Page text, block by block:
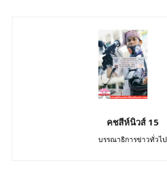
คชสีห์นิวส์ 15
บรรณาธิการข่าวทั่วไป